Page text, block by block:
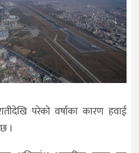
परेको वर्षाका कारण हवाई
।